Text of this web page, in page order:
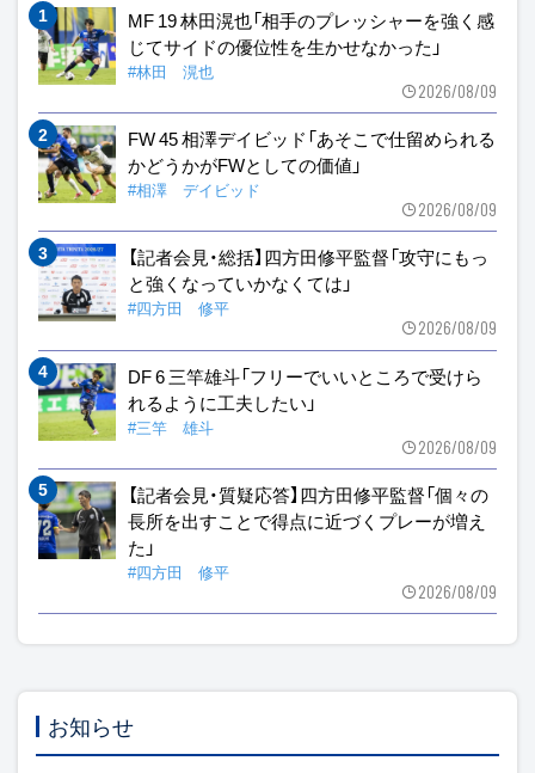
MF 19 林田滉也「相手のプレッシャーを強く感
じてサイドの優位性を生かせなかった」
#林田 滉也
2026/08/09
FW 45 相澤デイビッド「あそこで仕留められる
かどうかがFWとしての価値」
#相澤 デイビッド
2026/08/09
【記者会見・総括】四方田修平監督「攻守にもっ
と強くなっていかなくては」
#四方田 修平
2026/08/09
DF 6 三竿雄斗「フリーでいいところで受けら
れるように工夫したい」
#三竿 雄斗
2026/08/09
【記者会見・質疑応答】四方田修平監督「個々の
長所を出すことで得点に近づくプレーが増え
た」
#四方田 修平
2026/08/09
お知らせ